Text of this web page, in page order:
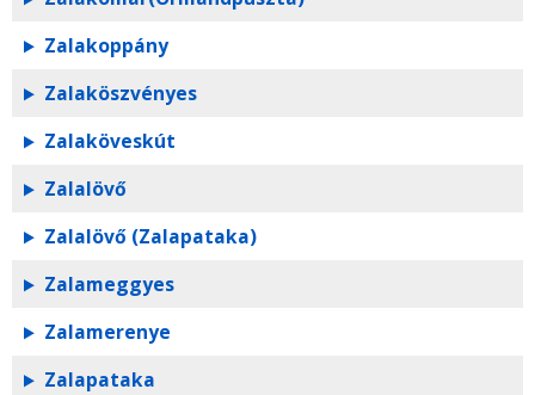
Zalakoppány
Zalaköszvényes
Zalaköveskút
Zalalövő
Zalalövő (Zalapataka)
Zalameggyes
Zalamerenye
Zalapataka